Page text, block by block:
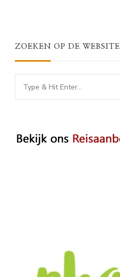
ZOEKEN OP DE WEBSITE
Looking
for